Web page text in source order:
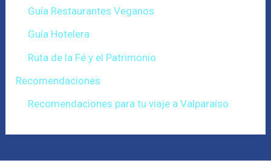
Guía Restaurantes Veganos
Guía Hotelera
Ruta de la Fé y el Patrimonio
Recomendaciones
Recomendaciones para tu viaje a Valparaíso